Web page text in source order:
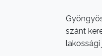
szánt